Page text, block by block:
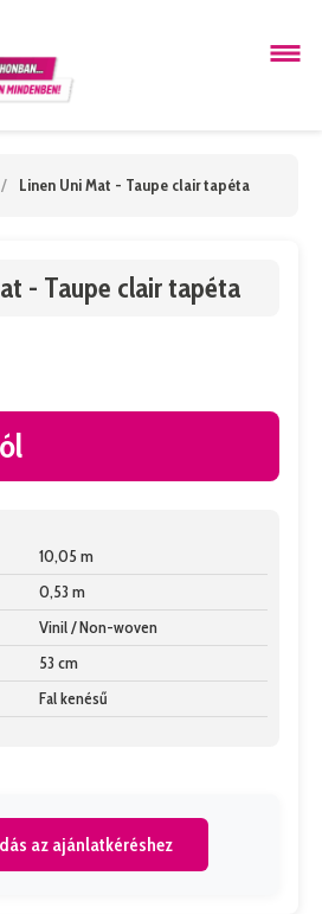
/ Linen Uni Mat - Taupe clair tapéta
- Taupe clair tapéta
10,05 m
0,53 m
Vinil / Non-woven
53 cm
Fal kenésű
az ajánlatkéréshez